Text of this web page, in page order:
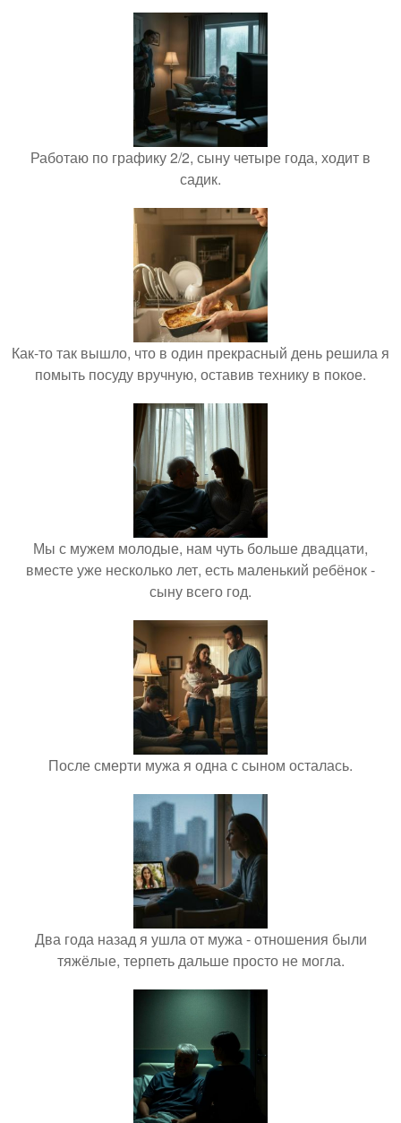
Работаю по графику 2/2, сыну четыре года, ходит в
садик.
Как-то так вышло, что в один прекрасный день решила я
помыть посуду вручную, оставив технику в покое.
Мы с мужем молодые, нам чуть больше двадцати,
вместе уже несколько лет, есть маленький ребёнок -
сыну всего год.
После смерти мужа я одна с сыном осталась.
Два года назад я ушла от мужа - отношения были
тяжёлые, терпеть дальше просто не могла.